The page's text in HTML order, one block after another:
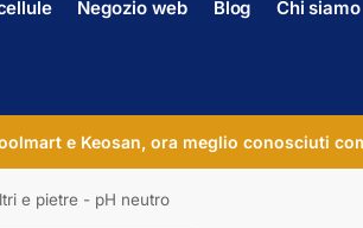
Negozio web Blog Chi siamo
e Keosan, ora meglio conosciuti
e pietre - pH neutro